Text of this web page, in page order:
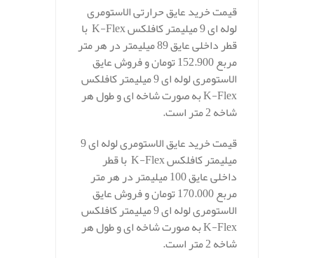
قیمت خرید عایق حرارتی الاستومری
لوله ای 9 میلیمتر کافلکس K-Flex با
قطر داخلی عایق 89 میلیمتر در هر متر
مربع 152.900 تومان و فروش عایق
الاستومری لوله ای 9 میلیمتر کافلکس
K-Flex به صورت شاخه ای و طول هر
شاخه 2 متر است.
قیمت خرید عایق الاستومری لوله ای 9
میلیمتر کافلکس K-Flex با قطر
داخلی عایق 100 میلیمتر در هر متر
مربع 170.000 تومان و فروش عایق
الاستومری لوله ای 9 میلیمتر کافلکس
K-Flex به صورت شاخه ای و طول هر
شاخه 2 متر است.